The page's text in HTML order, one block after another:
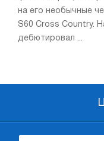
на его необычные
S60 Cross Country.
дебютировал ...